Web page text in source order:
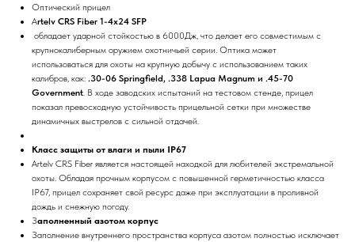
Оптический прицел
Artelv CRS Fiber 1-4x24 SFP
обладает ударной стойкостью в 6000Дж, что делает его совместимым с
крупнокалиберным оружием охотничьей серии. Оптика может
использоваться для охоты на крупную добычу с использованием таких
калибров, как: .30-06 Springfield, .338 Lapua Magnum и .45-70
Government. В ходе заводских испытаний на тестовом стенде, прицел
показал превосходную устойчивость прицельной сетки при множестве
динамичных выстрелов с сильной отдачей.
Класс защиты от влаги и пыли IP67
Artelv CRS Fiber является настоящей находкой для любителей экстремальной
охоты. Обладая прочным корпусом с повышенной герметичностью класса
IP67, прицел сохраняет свой ресурс даже при эксплуатации в проливной
дождь и снежную погоду.
Заполненный азотом корпус
Заполнение внутреннего пространства корпуса азотом полностью исключает